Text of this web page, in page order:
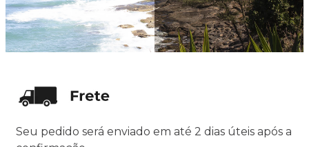
Seu pedido será enviado em até 2 dias úteis após a